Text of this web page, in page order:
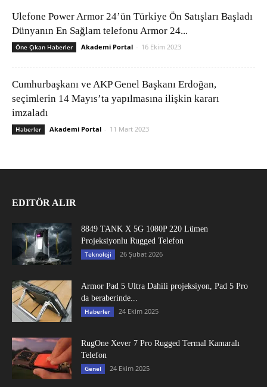
Ulefone Power Armor 24’ün Türkiye Ön Satışları Başladı
Dünyanın En Sağlam telefonu Armor 24...
Öne Çıkan Haberler Akademi Portal - 16 Ekim 2023
Cumhurbaşkanı ve AKP Genel Başkanı Erdoğan,
seçimlerin 14 Mayıs’ta yapılmasına ilişkin kararı
imzaladı
Haberler Akademi Portal - 11 Mart 2023
EDITÖR ALIR
8849 TANK X 5G 1080P 220 Lümen
Projeksiyonlu Rugged Telefon
Teknoloji 26 Şubat 2026
Armor Pad 5 Ultra Dahili projeksiyon, Pad 5 Pro
da beraberinde...
Haberler 24 Ekim 2025
RugOne Xever 7 Pro Rugged Termal Kamaralı
Telefon
Genel 24 Ekim 2025